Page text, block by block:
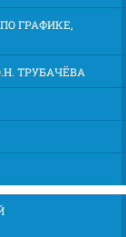
ГРАФИКЕ,
ТРУБАЧЁВА